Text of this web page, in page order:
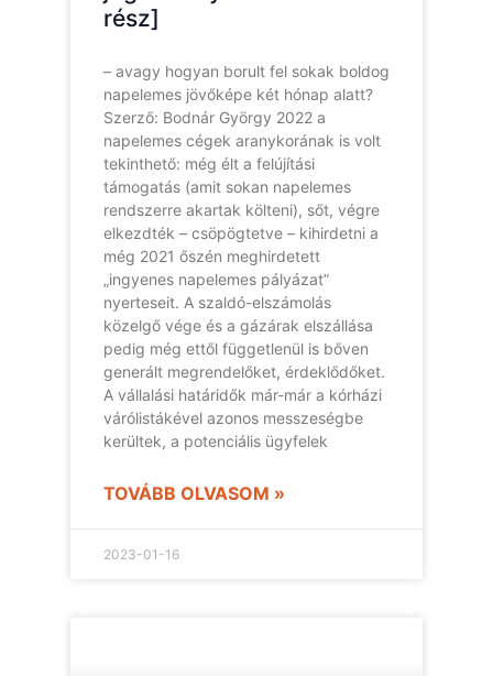
rész]
– avagy hogyan borult fel sokak boldog
napelemes jövőképe két hónap alatt?
Szerző: Bodnár György 2022 a
napelemes cégek aranykorának is volt
tekinthető: még élt a felújítási
támogatás (amit sokan napelemes
rendszerre akartak költeni), sőt, végre
elkezdték – csöpögtetve – kihirdetni a
még 2021 őszén meghirdetett
„ingyenes napelemes pályázat”
nyerteseit. A szaldó-elszámolás
közelgő vége és a gázárak elszállása
pedig még ettől függetlenül is bőven
generált megrendelőket, érdeklődőket.
A vállalási határidők már-már a kórházi
várólistákével azonos messzeségbe
kerültek, a potenciális ügyfelek
TOVÁBB OLVASOM »
2023-01-16